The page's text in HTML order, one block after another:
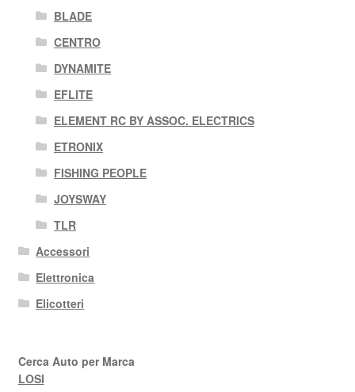
BLADE
CENTRO
DYNAMITE
EFLITE
ELEMENT RC BY ASSOC. ELECTRICS
ETRONIX
FISHING PEOPLE
JOYSWAY
TLR
Accessori
Elettronica
Elicotteri
Cerca Auto per Marca
LOSI